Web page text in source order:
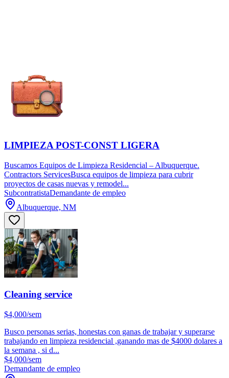
LIMPIEZA POST-CONST LIGERA
Buscamos Equipos de Limpieza Residencial – Albuquerque.
Contractors ServicesBusca equipos de limpieza para cubrir
proyectos de casas nuevas y remodel...
SubcontratistaDemandante de empleo
Albuquerque, NM
Cleaning service
$4,000/sem
Busco personas serias, honestas con ganas de trabajar y superarse
trabajando en limpieza residencial ,ganando mas de $4000 dolares a
la semana , si d...
$4,000/sem
Demandante de empleo